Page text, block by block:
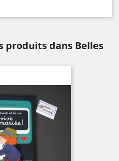
produits dans Belles